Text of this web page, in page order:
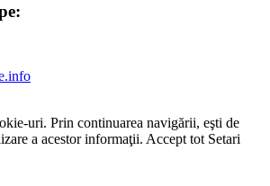
uri. Prin continuarea navigării, eşti de
a acestor informaţii. Accept tot Setari